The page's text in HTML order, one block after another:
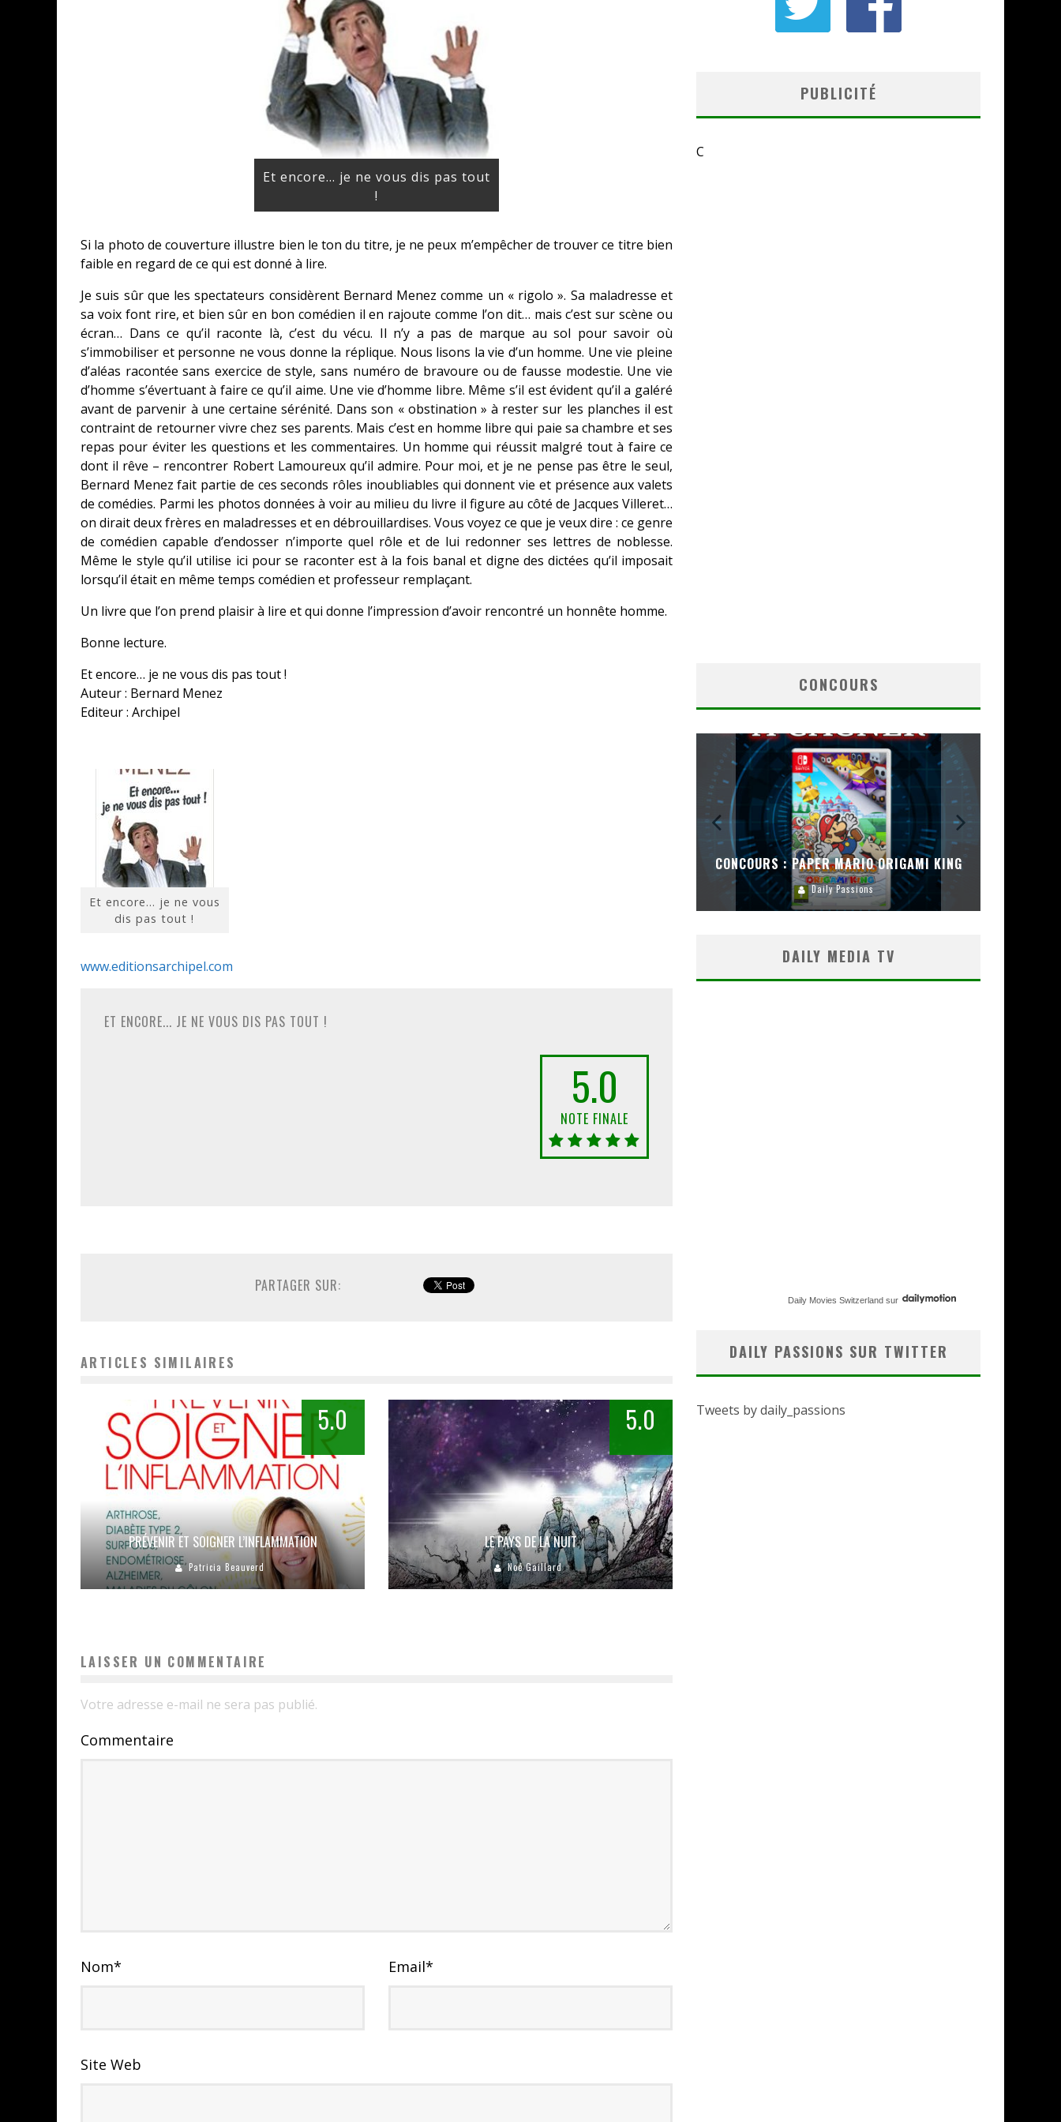
Et encore… je ne vous dis pas tout
!
Si la photo de couverture illustre bien le ton du titre, je ne peux m’empêcher de trouver ce titre bien
faible en regard de ce qui est donné à lire.
Je suis sûr que les spectateurs considèrent Bernard Menez comme un « rigolo ». Sa maladresse et
sa voix font rire, et bien sûr en bon comédien il en rajoute comme l’on dit… mais c’est sur scène ou
écran… Dans ce qu’il raconte là, c’est du vécu. Il n’y a pas de marque au sol pour savoir où
s’immobiliser et personne ne vous donne la réplique. Nous lisons la vie d’un homme. Une vie pleine
d’aléas racontée sans exercice de style, sans numéro de bravoure ou de fausse modestie. Une vie
d’homme s’évertuant à faire ce qu’il aime. Une vie d’homme libre. Même s’il est évident qu’il a galéré
avant de parvenir à une certaine sérénité. Dans son « obstination » à rester sur les planches il est
contraint de retourner vivre chez ses parents. Mais c’est en homme libre qui paie sa chambre et ses
repas pour éviter les questions et les commentaires. Un homme qui réussit malgré tout à faire ce
dont il rêve – rencontrer Robert Lamoureux qu’il admire. Pour moi, et je ne pense pas être le seul,
Bernard Menez fait partie de ces seconds rôles inoubliables qui donnent vie et présence aux valets
de comédies. Parmi les photos données à voir au milieu du livre il figure au côté de Jacques Villeret…
on dirait deux frères en maladresses et en débrouillardises. Vous voyez ce que je veux dire : ce genre
de comédien capable d’endosser n’importe quel rôle et de lui redonner ses lettres de noblesse.
Même le style qu’il utilise ici pour se raconter est à la fois banal et digne des dictées qu’il imposait
lorsqu’il était en même temps comédien et professeur remplaçant.
Un livre que l’on prend plaisir à lire et qui donne l’impression d’avoir rencontré un honnête homme.
Bonne lecture.
Et encore… je ne vous dis pas tout !
Auteur : Bernard Menez
Editeur : Archipel
Et encore… je ne vous
dis pas tout !
www.editionsarchipel.com
ET ENCORE... JE NE VOUS DIS PAS TOUT !
5.0
NOTE FINALE
PARTAGER SUR:
ARTICLES SIMILAIRES
5.0
PRÉVENIR ET SOIGNER L’INFLAMMATION
Patricia Beauverd
5.0
LE PAYS DE LA NUIT
Noé Gaillard
LAISSER UN COMMENTAIRE
Votre adresse e-mail ne sera pas publié.
Commentaire
Nom* Email*
Site Web
PUBLICITÉ
C
CONCOURS
CONCOURS : PAPER MARIO ORIGAMI KING
Daily Passions
DAILY MEDIA TV
Daily Movies Switzerland sur
DAILY PASSIONS SUR TWITTER
Tweets by daily_passions